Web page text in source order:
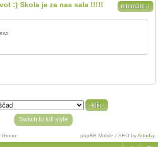
mmm3m ↓
:) Skola je za nas sala !!!!!
Switch to full style
phpBB Mobile / SEO byArtodia